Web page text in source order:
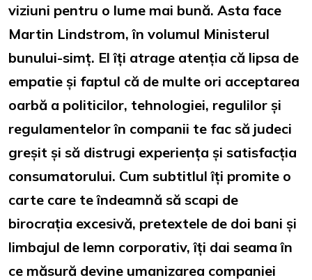
viziuni pentru o lume mai bună. Asta face
Martin Lindstrom, în volumul Ministerul
bunului-simț. El îți atrage atenția că lipsa de
empatie și faptul că de multe ori acceptarea
oarbă a politicilor, tehnologiei, regulilor și
regulamentelor în companii te fac să judeci
greșit și să distrugi experiența și satisfacția
consumatorului. Cum subtitlul îți promite o
carte care te îndeamnă să scapi de
birocrația excesivă, pretextele de doi bani și
limbajul de lemn corporativ, îți dai seama în
ce măsură devine umanizarea companiei